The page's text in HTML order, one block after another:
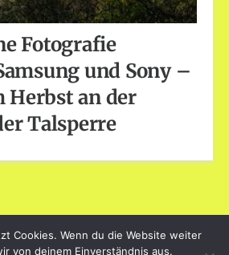
Fotografie
und Sony –
Herbst an der
Talsperre
dayart.de
Cookies. Wenn du die Website weiter
von deinem Einverständnis aus.